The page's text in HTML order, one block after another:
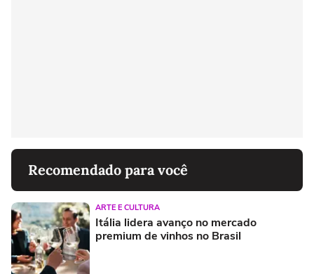
Recomendado para você
ARTE E CULTURA
Itália lidera avanço no mercado
premium de vinhos no Brasil